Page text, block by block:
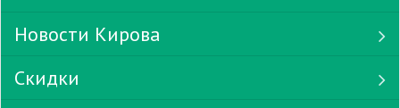
Новости Кирова
Скидки